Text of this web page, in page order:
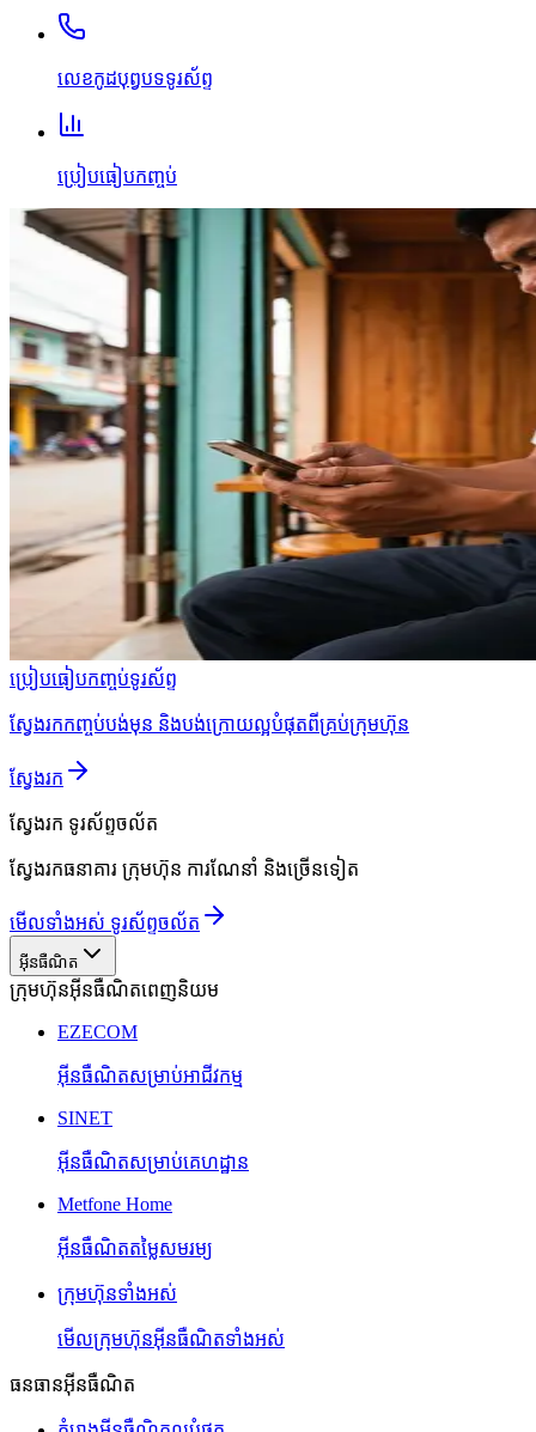
លេខកូដបុព្វបទទូរស័ព្ទ
ប្រៀបធៀបកញ្ចប់
ប្រៀបធៀបកញ្ចប់ទូរស័ព្ទ
ស្វែងរកកញ្ចប់បង់មុន និងបង់ក្រោយល្អបំផុតពីគ្រប់ក្រុមហ៊ុន
ស្វែងរក
ស្វែងរក ទូរស័ព្ទចល័ត
ស្វែងរកធនាគារ ក្រុមហ៊ុន ការណែនាំ និងច្រើនទៀត
មើលទាំងអស់ ទូរស័ព្ទចល័ត
អ៊ីនធឺណិត
ក្រុមហ៊ុនអ៊ីនធឺណិតពេញនិយម
EZECOM
អ៊ីនធឺណិតសម្រាប់អាជីវកម្ម
SINET
អ៊ីនធឺណិតសម្រាប់គេហដ្ឋាន
Metfone Home
អ៊ីនធឺណិតតម្លៃសមរម្យ
ក្រុមហ៊ុនទាំងអស់
មើលក្រុមហ៊ុនអ៊ីនធឺណិតទាំងអស់
ធនធានអ៊ីនធឺណិត